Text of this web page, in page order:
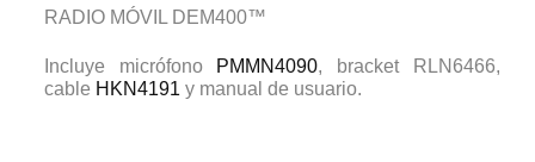
RADIO MÓVIL DEM400™
Incluye micrófono PMMN4090, bracket RLN6466,
cable HKN4191 y manual de usuario.